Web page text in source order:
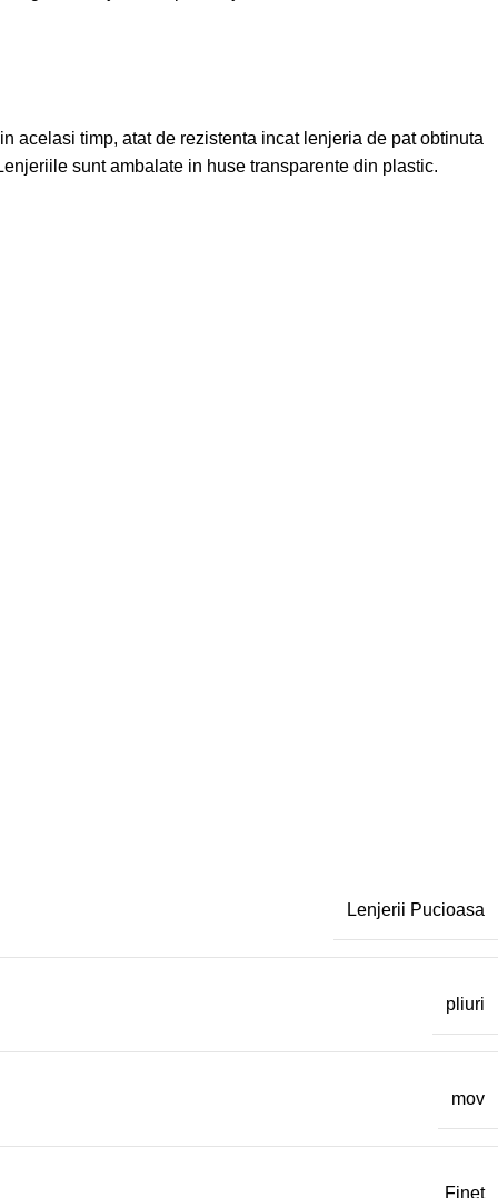
acelasi timp, atat de rezistenta incat lenjeria de pat obtinuta
sunt ambalate in huse transparente din plastic.
Lenjerii Pucioasa
pliuri
mov
Finet